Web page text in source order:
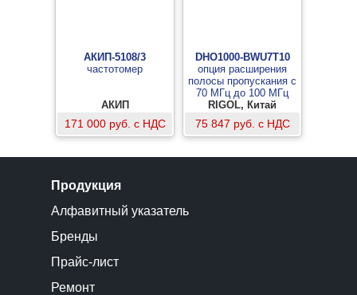
АКИП-5108/3
частотомер
АКИП
171 000 руб. с НДС
DHO1000-BWU7T10
опция расширения
полосы пропускания с
70 МГц до 100 МГц
RIGOL, Китай
75 847 руб. с НДС
Продукция
Алфавитный указатель
Бренды
Прайс-лист
Ремонт